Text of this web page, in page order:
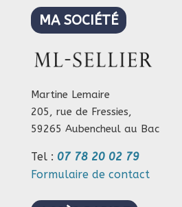
MA SOCIÉTÉ
Martine Lemaire
205, rue de Fressies,
59265 Aubencheul au Bac
Tel : 07 78 20 02 79
Formulaire de contact